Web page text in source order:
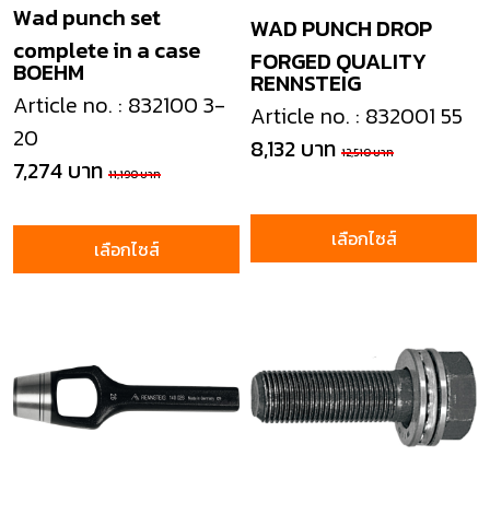
BOEHM
Wad punch set
complete in a case
Article no. : 832100 3-
20
7,274 บาท 11,190 บาท
เลือกไซส์
RENNSTEIG
WAD PUNCH DROP
FORGED QUALITY
Article no. : 832001 55
8,132 บาท 12,510 บาท
เลือกไซส์